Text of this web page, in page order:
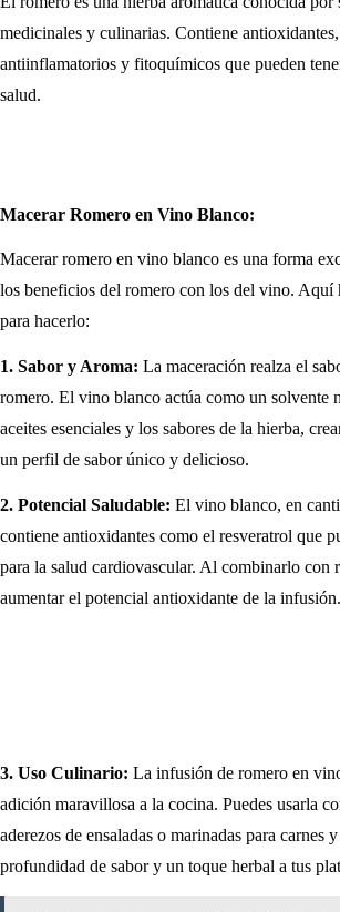
medicinales y culinarias. Contiene
antiinflamatorios y fitoquímicos que pueden
salud.
Macerar Romero en Vino Blanco:
Macerar romero en vino blanco es una forma
los beneficios del romero con los del vino. Aquí
para hacerlo:
1. Sabor y Aroma: La maceración realza el
romero. El vino blanco actúa como un solvente
aceites esenciales y los sabores de la hierba,
un perfil de sabor único y delicioso.
2. Potencial Saludable: El vino blanco, en
contiene antioxidantes como el resveratrol que
para la salud cardiovascular. Al combinarlo con
aumentar el potencial antioxidante de la infusión.
3. Uso Culinario: La infusión de romero en
adición maravillosa a la cocina. Puedes usarla
aderezos de ensaladas o marinadas para carnes
profundidad de sabor y un toque herbal a tus